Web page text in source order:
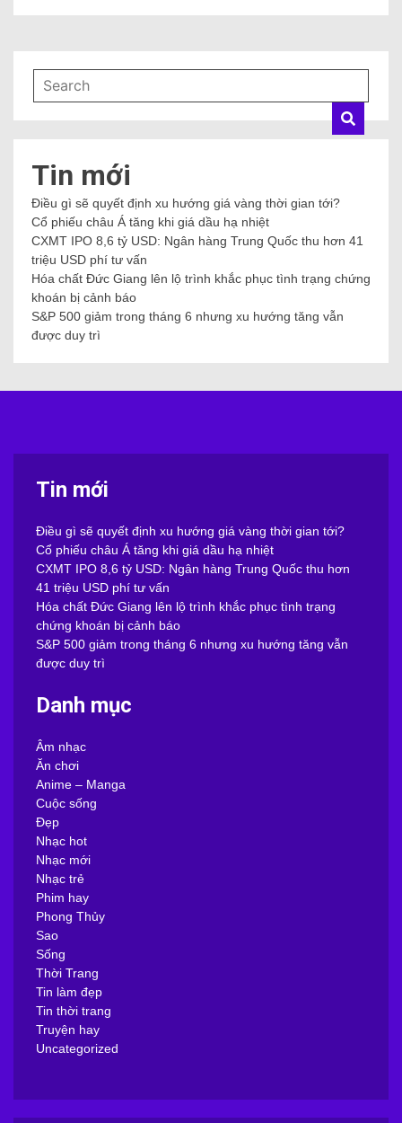
Tin mới
Điều gì sẽ quyết định xu hướng giá vàng thời gian tới?
Cổ phiếu châu Á tăng khi giá dầu hạ nhiệt
CXMT IPO 8,6 tỷ USD: Ngân hàng Trung Quốc thu hơn 41
triệu USD phí tư vấn
Hóa chất Đức Giang lên lộ trình khắc phục tình trạng chứng
khoán bị cảnh báo
S&P 500 giảm trong tháng 6 nhưng xu hướng tăng vẫn
được duy trì
Tin mới
Điều gì sẽ quyết định xu hướng giá vàng thời gian tới?
Cổ phiếu châu Á tăng khi giá dầu hạ nhiệt
CXMT IPO 8,6 tỷ USD: Ngân hàng Trung Quốc thu hơn
41 triệu USD phí tư vấn
Hóa chất Đức Giang lên lộ trình khắc phục tình trạng
chứng khoán bị cảnh báo
S&P 500 giảm trong tháng 6 nhưng xu hướng tăng vẫn
được duy trì
Danh mục
Âm nhạc
Ăn chơi
Anime – Manga
Cuộc sống
Đẹp
Nhạc hot
Nhạc mới
Nhạc trẻ
Phim hay
Phong Thủy
Sao
Sống
Thời Trang
Tin làm đẹp
Tin thời trang
Truyện hay
Uncategorized